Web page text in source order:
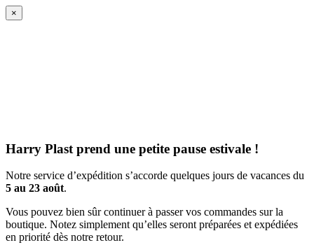
×
Harry Plast prend une petite pause estivale !
Notre service d’expédition s’accorde quelques jours de vacances du
5 au 23 août.
Vous pouvez bien sûr continuer à passer vos commandes sur la
boutique. Notez simplement qu’elles seront préparées et expédiées
en priorité dès notre retour.